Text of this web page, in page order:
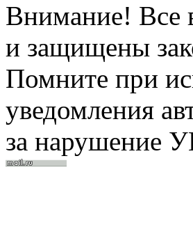
Внимание! Все
и защищены
Помните при
уведомления
за нарушение